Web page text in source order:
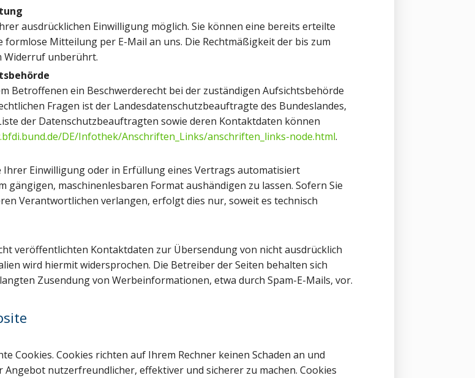
ausdrücklichen Einwilligung möglich. Sie können eine bereits erteilte
Mitteilung per E-Mail an uns. Die Rechtmäßigkeit der bis zum
Widerruf unberührt.
Betroffenen ein Beschwerderecht bei der zuständigen Aufsichtsbehörde
Fragen ist der Landesdatenschutzbeauftragte des Bundeslandes,
der Datenschutzbeauftragten sowie deren Kontaktdaten können
DE/Infothek/Anschriften_Links/anschriften_links-node.html.
Ihrer Einwilligung oder in Erfüllung eines Vertrags automatisiert
maschinenlesbaren Format aushändigen zu lassen. Sofern Sie
Verantwortlichen verlangen, erfolgt dies nur, soweit es technisch
veröffentlichten Kontaktdaten zur Übersendung von nicht ausdrücklich
wird hiermit widersprochen. Die Betreiber der Seiten behalten sich
Zusendung von Werbeinformationen, etwa durch Spam-E-Mails, vor.
Cookies. Cookies richten auf Ihrem Rechner keinen Schaden an und
nutzerfreundlicher, effektiver und sicherer zu machen. Cookies